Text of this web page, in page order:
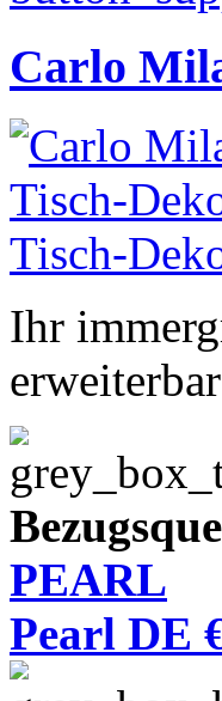
Carlo
Ihr
erweiterbar
PEARL
Pearl DE